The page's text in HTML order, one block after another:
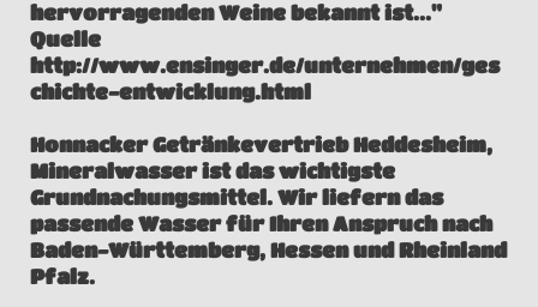
hervorragenden Weine bekannt ist..."
Quelle
http://www.ensinger.de/unternehmen/ges
chichte-entwicklung.html
Honnacker Getränkevertrieb Heddesheim,
Mineralwasser ist das wichtigste
Grundnachungsmittel. Wir liefern das
passende Wasser für Ihren Anspruch nach
Baden-Württemberg, Hessen und Rheinland
Pfalz.